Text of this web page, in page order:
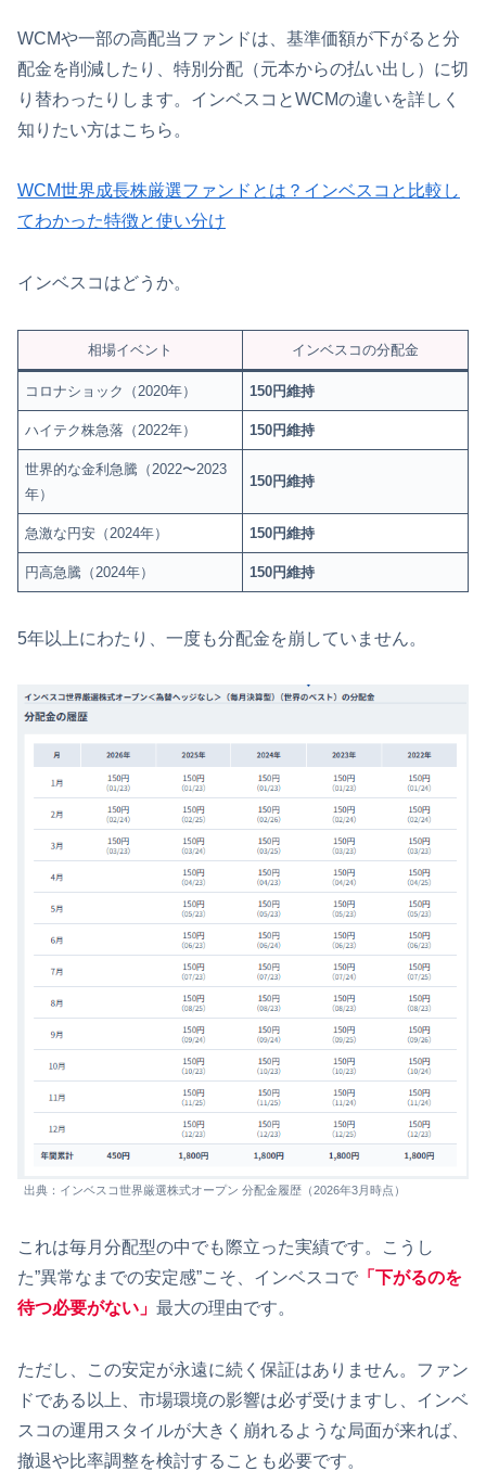
WCMや一部の高配当ファンドは、基準価額が下がると分
配金を削減したり、特別分配（元本からの払い出し）に切
り替わったりします。インベスコとWCMの違いを詳しく
知りたい方はこちら。
WCM世界成長株厳選ファンドとは？インベスコと比較し
てわかった特徴と使い分け
インベスコはどうか。
相場イベント インベスコの分配金
コロナショック（2020年） 150円維持
ハイテク株急落（2022年） 150円維持
世界的な金利急騰（2022〜2023
年）
150円維持
急激な円安（2024年） 150円維持
円高急騰（2024年） 150円維持
5年以上にわたり、一度も分配金を崩していません。
出典：インベスコ世界厳選株式オープン 分配金履歴（2026年3月時点）
これは毎月分配型の中でも際立った実績です。こうし
た”異常なまでの安定感”こそ、インベスコで 「下がるのを
待つ必要がない」 最大の理由です。
ただし、この安定が永遠に続く保証はありません。ファン
ドである以上、市場環境の影響は必ず受けますし、インベ
スコの運用スタイルが大きく崩れるような局面が来れば、
撤退や比率調整を検討することも必要です。